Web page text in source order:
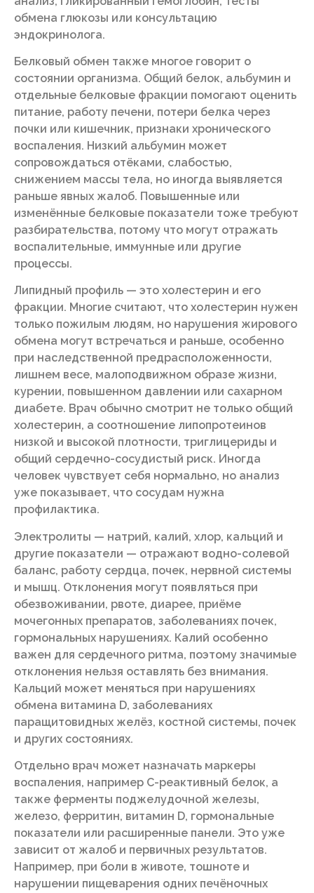
обмена глюкозы или консультацию
эндокринолога.
Белковый обмен также многое говорит о
состоянии организма. Общий белок, альбумин и
отдельные белковые фракции помогают оценить
питание, работу печени, потери белка через
почки или кишечник, признаки хронического
воспаления. Низкий альбумин может
сопровождаться отёками, слабостью,
снижением массы тела, но иногда выявляется
раньше явных жалоб. Повышенные или
изменённые белковые показатели тоже требуют
разбирательства, потому что могут отражать
воспалительные, иммунные или другие
процессы.
Липидный профиль — это холестерин и его
фракции. Многие считают, что холестерин нужен
только пожилым людям, но нарушения жирового
обмена могут встречаться и раньше, особенно
при наследственной предрасположенности,
лишнем весе, малоподвижном образе жизни,
курении, повышенном давлении или сахарном
диабете. Врач обычно смотрит не только общий
холестерин, а соотношение липопротеинов
низкой и высокой плотности, триглицериды и
общий сердечно-сосудистый риск. Иногда
человек чувствует себя нормально, но анализ
уже показывает, что сосудам нужна
профилактика.
Электролиты — натрий, калий, хлор, кальций и
другие показатели — отражают водно-солевой
баланс, работу сердца, почек, нервной системы
и мышц. Отклонения могут появляться при
обезвоживании, рвоте, диарее, приёме
мочегонных препаратов, заболеваниях почек,
гормональных нарушениях. Калий особенно
важен для сердечного ритма, поэтому значимые
отклонения нельзя оставлять без внимания.
Кальций может меняться при нарушениях
обмена витамина D, заболеваниях
паращитовидных желёз, костной системы, почек
и других состояниях.
Отдельно врач может назначать маркеры
воспаления, например С-реактивный белок, а
также ферменты поджелудочной железы,
железо, ферритин, витамин D, гормональные
показатели или расширенные панели. Это уже
зависит от жалоб и первичных результатов.
Например, при боли в животе, тошноте и
нарушении пищеварения одних печёночных